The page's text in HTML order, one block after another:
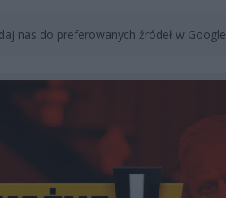
nas do preferowanych źródeł w Google